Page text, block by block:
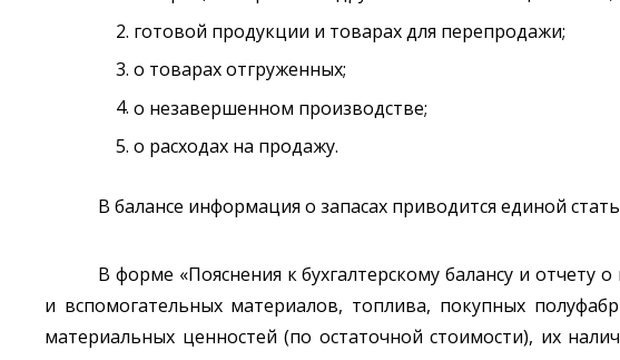
готовой продукции и товарах для перепродажи;
о товарах отгруженных;
о незавершенном производстве;
о расходах на продажу.
В балансе информация о запасах приводится единой
В форме «Пояснения к бухгалтерскому балансу и отчету
и вспомогательных материалов, топлива, покупных
материальных ценностей (по остаточной стоимости), их